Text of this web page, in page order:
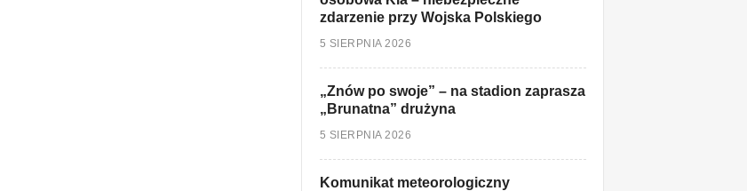
zdarzenie przy Wojska Polskiego
5 SIERPNIA 2026
„Znów po swoje” – na stadion zaprasza
„Brunatna” drużyna
5 SIERPNIA 2026
Komunikat meteorologiczny